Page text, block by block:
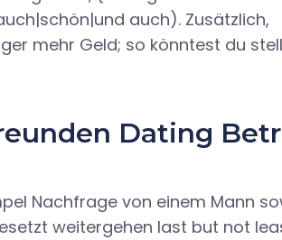
auch). Zusätzlich,
mehr Geld; so könntest du
Dating
Nachfrage von einem Mann
weitergehen last but not